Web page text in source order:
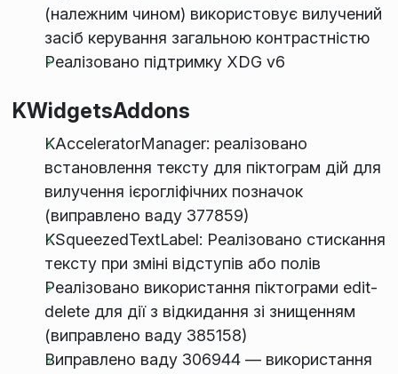
(належним чином) використовує вилучений
засіб керування загальною контрастністю
Реалізовано підтримку XDG v6
KWidgetsAddons
KAcceleratorManager: реалізовано
встановлення тексту для піктограм дій для
вилучення ієрогліфічних позначок
(виправлено ваду 377859)
KSqueezedTextLabel: Реалізовано стискання
тексту при зміні відступів або полів
Реалізовано використання піктограми edit-
delete для дії з відкидання зі знищенням
(виправлено ваду 385158)
Виправлено ваду 306944 — використання